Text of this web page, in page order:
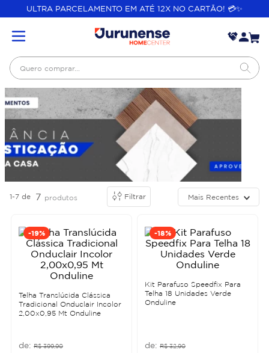
ULTRA PARCELAMENTO EM ATÉ 12X NO CARTÃO! 💳✨
Quero comprar...
1-7 de 7 produtos Filtrar Mais Recentes
-19%
Telha Translúcida Clássica
Tradicional Onduclair Incolor
2,00x0,95 Mt Onduline
R$ 399,90
-18%
Kit Parafuso Speedfix Para
Telha 18 Unidades Verde
Onduline
R$ 32,90